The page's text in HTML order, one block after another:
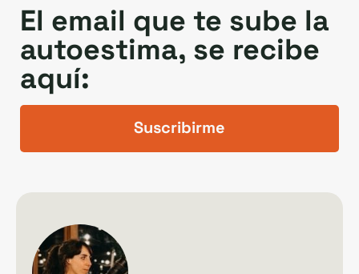
El email que te sube la
autoestima, se recibe
aquí:
Suscribirme